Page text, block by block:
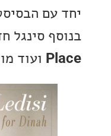
הבסיסט,
סינגל חדש
ועוד מוזיקה